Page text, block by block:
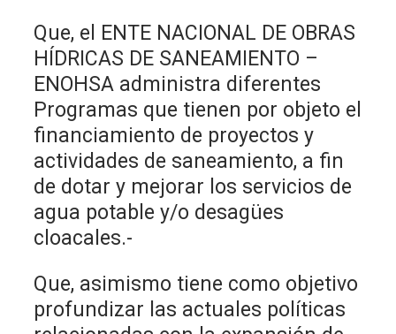
Que, el ENTE NACIONAL DE OBRAS
HÍDRICAS DE SANEAMIENTO –
ENOHSA administra diferentes
Programas que tienen por objeto el
financiamiento de proyectos y
actividades de saneamiento, a fin
de dotar y mejorar los servicios de
agua potable y/o desagües
cloacales.-
Que, asimismo tiene como objetivo
profundizar las actuales políticas